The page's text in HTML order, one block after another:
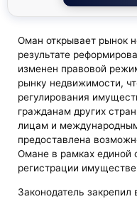
Оман открывает рынок
результате
изменен правовой
рынку недвижимости,
регулирования
гражданам других
лицам и
предоставлена
Омане в рамках единой
регистрации
Законодатель